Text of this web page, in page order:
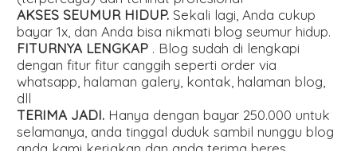
AKSES SEUMUR HIDUP. Sekali lagi, Anda cukup
bayar 1x, dan Anda bisa nikmati blog seumur hidup.
FITURNYA LENGKAP . Blog sudah di lengkapi
dengan fitur fitur canggih seperti order via
whatsapp, halaman galery, kontak, halaman blog,
dll
TERIMA JADI. Hanya dengan bayar 250.000 untuk
selamanya, anda tinggal duduk sambil nunggu blog